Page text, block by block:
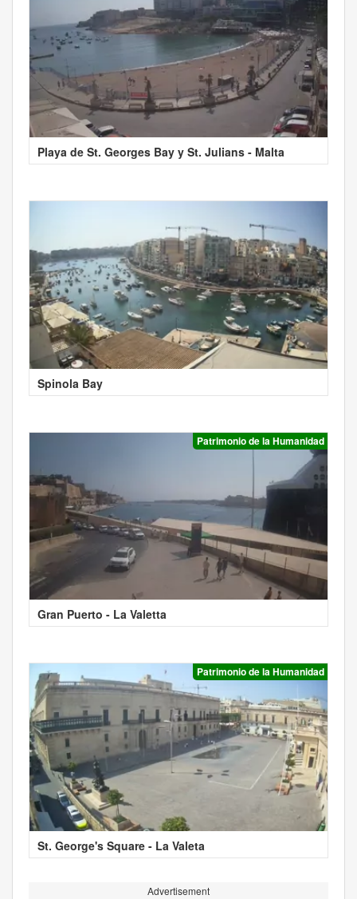
Playa de St. Georges Bay y St. Julians - Malta
Spinola Bay
Patrimonio de la Humanidad
Gran Puerto - La Valetta
Patrimonio de la Humanidad
St. George's Square - La Valeta
Advertisement